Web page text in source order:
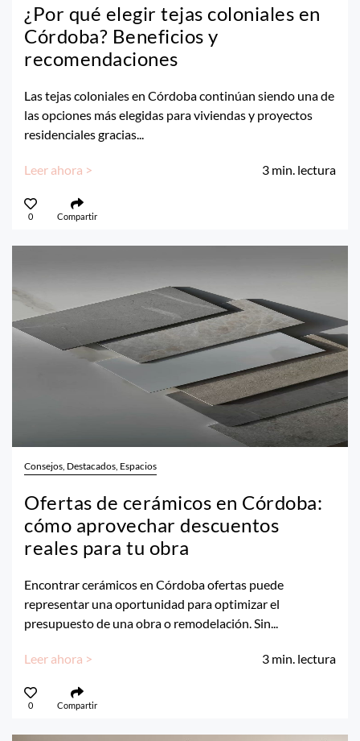
¿Por qué elegir tejas coloniales en
Córdoba? Beneficios y
recomendaciones
Las tejas coloniales en Córdoba continúan siendo una de
las opciones más elegidas para viviendas y proyectos
residenciales gracias...
Leer ahora > 3 min. lectura
0 Compartir
Consejos, Destacados, Espacios
Ofertas de cerámicos en Córdoba:
cómo aprovechar descuentos
reales para tu obra
Encontrar cerámicos en Córdoba ofertas puede
representar una oportunidad para optimizar el
presupuesto de una obra o remodelación. Sin...
Leer ahora > 3 min. lectura
0 Compartir